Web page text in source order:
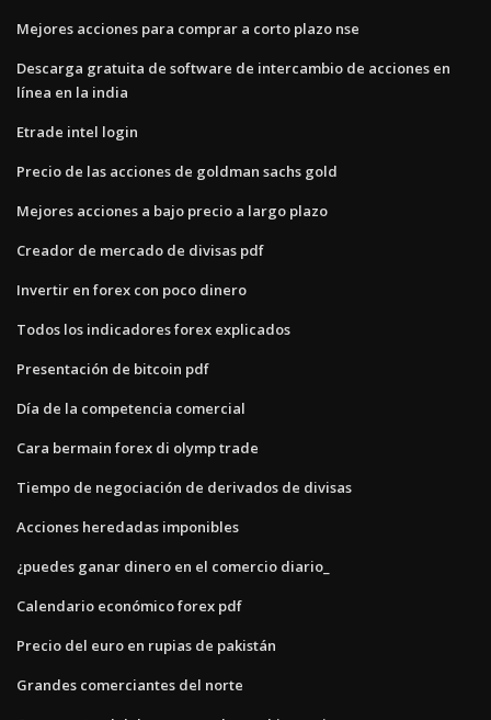
Mejores acciones para comprar a corto plazo nse
Descarga gratuita de software de intercambio de acciones en
línea en la india
Etrade intel login
Precio de las acciones de goldman sachs gold
Mejores acciones a bajo precio a largo plazo
Creador de mercado de divisas pdf
Invertir en forex con poco dinero
Todos los indicadores forex explicados
Presentación de bitcoin pdf
Día de la competencia comercial
Cara bermain forex di olymp trade
Tiempo de negociación de derivados de divisas
Acciones heredadas imponibles
¿puedes ganar dinero en el comercio diario_
Calendario económico forex pdf
Precio del euro en rupias de pakistán
Grandes comerciantes del norte